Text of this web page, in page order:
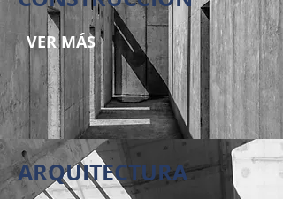
VER MÁS
ARQUITECTURA